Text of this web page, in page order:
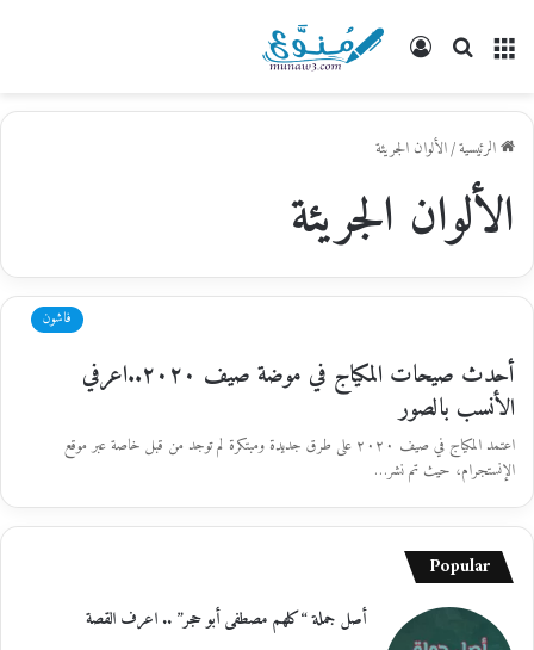
القائمة
بحث
تسجيل
الرئيسية/الألوان الجريئة
الألوان الجريئة
فاشون
أحدث صيحات المكياج في موضة صيف ٢٠٢٠..اعرفي
الأنسب بالصور
اعتمد المكياج في صيف ٢٠٢٠ على طرق جديدة ومبتكرة لم توجد من قبل خاصة عبر موقع
الإنستجرام، حيث تم نشر…
Popular
أصل جملة “كلهم مصطفى أبو حجر” .. اعرف القصة